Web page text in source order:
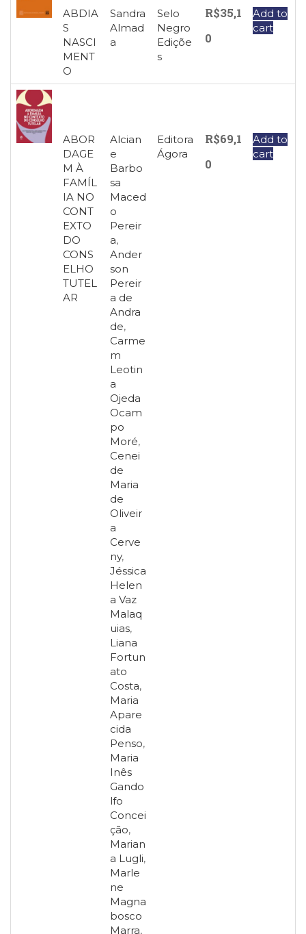
ABDIA
S
NASCI
MENT
O
Sandra
Almad
a
Selo
Negro
Ediçõe
s
R$35,1
0
Add to
cart
ABOR
DAGE
M À
FAMÍL
IA NO
CONT
EXTO
DO
CONS
ELHO
TUTEL
AR
Alcian
e
Barbo
sa
Maced
o
Pereir
a,
Ander
son
Pereir
a de
Andra
de,
Carme
m
Leotin
a
Ojeda
Ocam
po
Moré,
Cenei
de
Maria
de
Oliveir
a
Cerve
ny,
Jéssica
Helen
a Vaz
Malaq
uias,
Liana
Fortun
ato
Costa,
Maria
Apare
cida
Penso,
Maria
Inês
Gando
lfo
Concei
ção,
Marian
a Lugli,
Marle
ne
Magna
bosco
Marra,
Editora
Ágora
R$69,1
0
Add to
cart